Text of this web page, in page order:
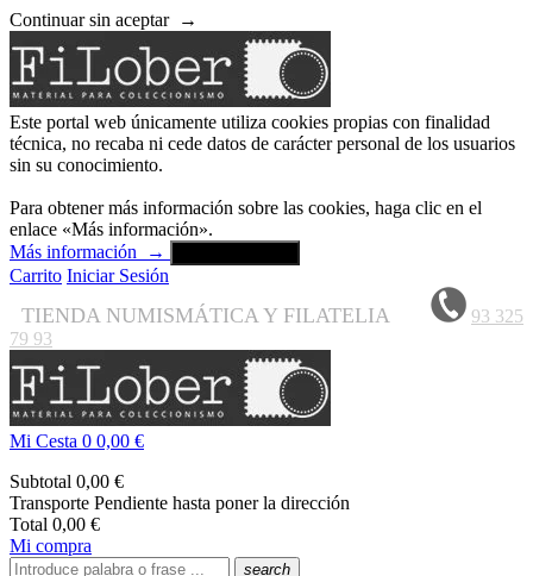
Continuar sin aceptar →
Este portal web únicamente utiliza cookies propias con finalidad
técnica, no recaba ni cede datos de carácter personal de los usuarios
sin su conocimiento.
Para obtener más información sobre las cookies, haga clic en el
enlace «Más información».
Más información
→
Carrito Iniciar Sesión
TIENDA NUMISMÁTICA Y FILATELIA
93 325
79 93
Mi Cesta 0 0,00 €
Subtotal 0,00 €
Transporte Pendiente hasta poner la dirección
Total 0,00 €
Mi compra
search